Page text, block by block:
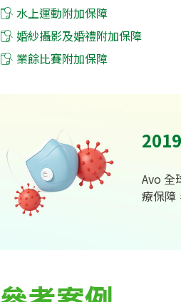
水上運動附加保障
婚紗攝影及婚禮附加保障
業餘比賽附加保障
Avo 全
療保障